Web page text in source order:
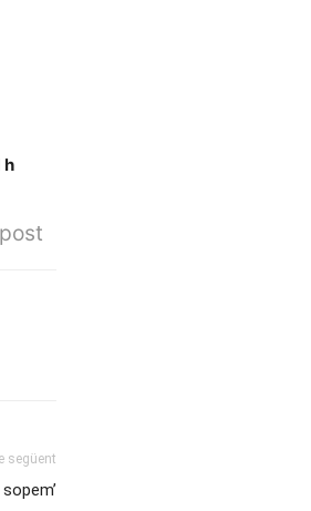
h
següent